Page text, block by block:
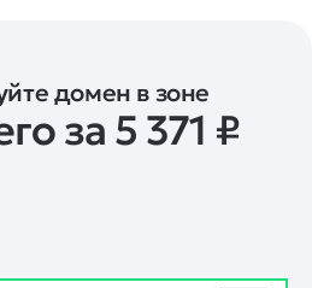
домен в зоне
за 5 371 ₽